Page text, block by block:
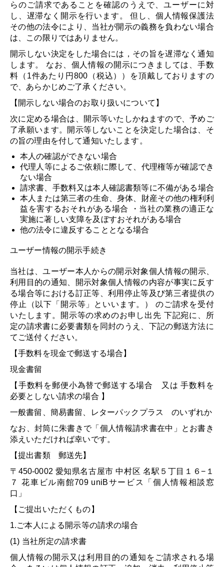
らのご請求であることを確認のうえで、ユーザーに対
し、遅滞なく開示を行います。 但し、個人情報保護法
その他の法令により、当社が開示の義務を負わない場合
は、この限りではありません。
開示しない決定をした場合には，その旨を遅滞なく通知
します。 なお、個人情報の開示につきましては、手数
料（1件あたり円800（税込））を頂戴しておりますの
で、あらかじめご了承ください。
【開示しない場合のお取り扱いについて】
次に定める場合は、開示等いたしかねますので、予めご
了承願います。開示等しないことを決定した場合は、そ
の旨の理由を付して通知いたします。
本人の確認ができない場合
代理人等によるご依頼に際して、代理権等が確認でき
ない場合
請求書、手数料又は本人確認書類等に不備がある場合
本人または第三者の生命、身体、財産その他の権利利
益を害するおそれがある場合 ・当社の業務の適正な
実施に著しい支障を及ぼすおそれがある場合
他の法令に違反することとなる場合
ユーザー情報の開示手続き
当社は、ユーザー本人からの開示対象個人情報の開示、
利用目的の通知、開示対象個人情報の内容が事実に反す
る場合等における訂正等、利用停止等及び第三者提供の
停止（以下「開示等」といいます。） のご請求を受付
いたします。開示等の求めのお申し出先 下記宛に、所
定の請求書に必要書類を同封のうえ、下記の郵送方法に
てご送付ください。
【手数料を現金で郵送する場合】
現金書留
【手数料を郵便小為替で郵送する場合 又は 手数料を
必要としない請求の場合 】
一般書留、簡易書留、レターパックプラス のいずれか
なお、封筒に朱書きで「個人情報請求書在中」とお書き
添えいただければ幸いです。
【提出書類 郵送先】
〒450-0002 愛知県名古屋市 中村区 名駅５丁目１６−１
７ 花車ビル南館709 uniBサービス「個人情報相談窓
口」
【ご提出いただくもの】
1.ご本人による開示等の請求の場合
(1) 当社所定の請求書
個人情報の開示又は利用目的の通知をご請求される場